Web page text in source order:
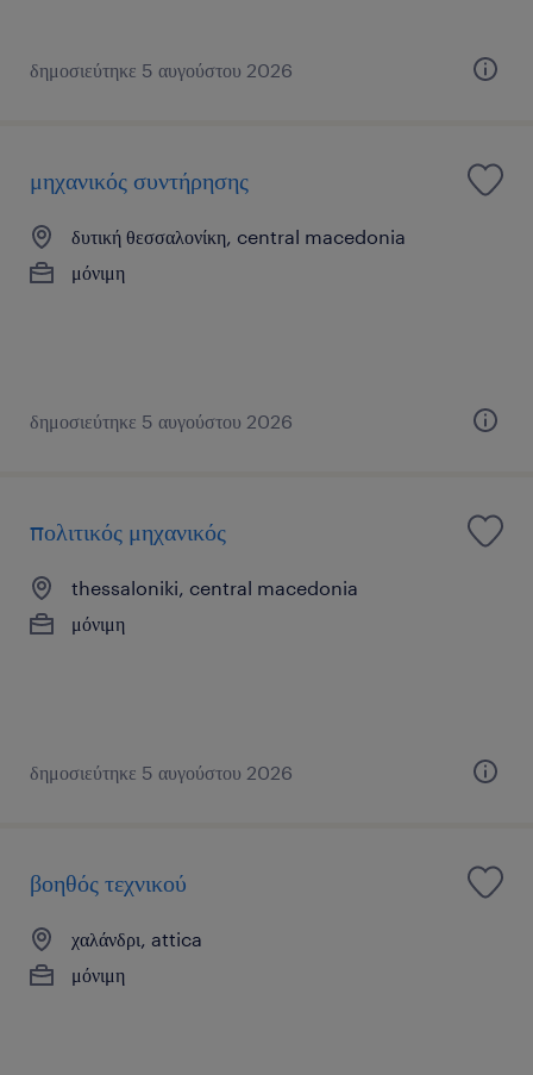
δημοσιεύτηκε 5 αυγούστου 2026
μηχανικός συντήρησης
δυτική θεσσαλονίκη, central macedonia
μόνιμη
δημοσιεύτηκε 5 αυγούστου 2026
πολιτικός μηχανικός
thessaloniki, central macedonia
μόνιμη
δημοσιεύτηκε 5 αυγούστου 2026
βοηθός τεχνικού
χαλάνδρι, attica
μόνιμη